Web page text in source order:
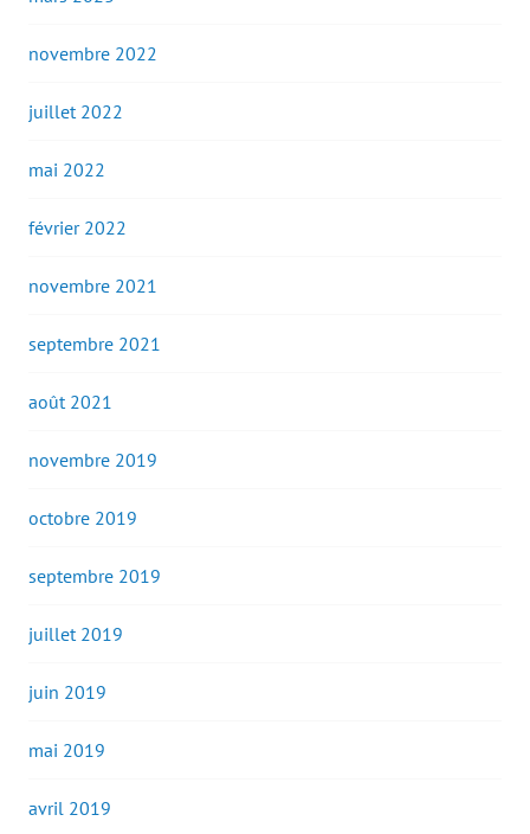
novembre 2022
juillet 2022
mai 2022
février 2022
novembre 2021
septembre 2021
août 2021
novembre 2019
octobre 2019
septembre 2019
juillet 2019
juin 2019
mai 2019
avril 2019